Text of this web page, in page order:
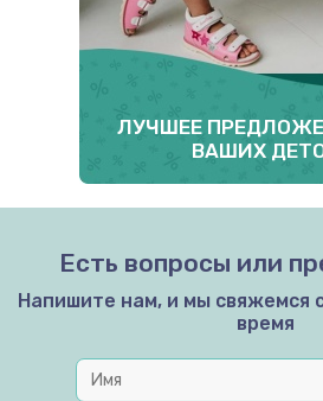
ЛУЧШЕЕ
ВАШИХ
Есть вопросы или
Напишите нам, и мы свяжемся
время